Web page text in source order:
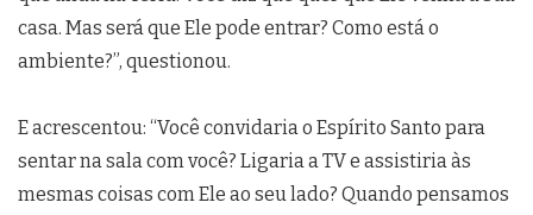
casa. Mas será que Ele pode entrar? Como está o
ambiente?”, questionou.
E acrescentou: “Você convidaria o Espírito Santo para
sentar na sala com você? Ligaria a TV e assistiria às
mesmas coisas com Ele ao seu lado? Quando pensamos